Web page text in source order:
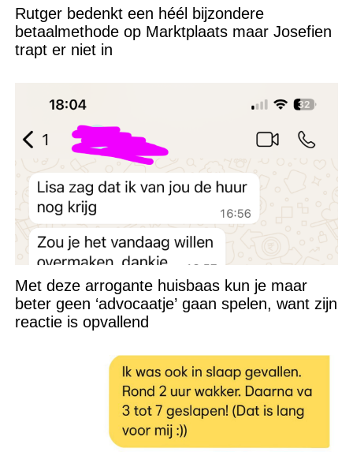
Rutger bedenkt een héél bijzondere
betaalmethode op Marktplaats maar Josefien
trapt er niet in
Met deze arrogante huisbaas kun je maar
beter geen ‘advocaatje’ gaan spelen, want zijn
reactie is opvallend